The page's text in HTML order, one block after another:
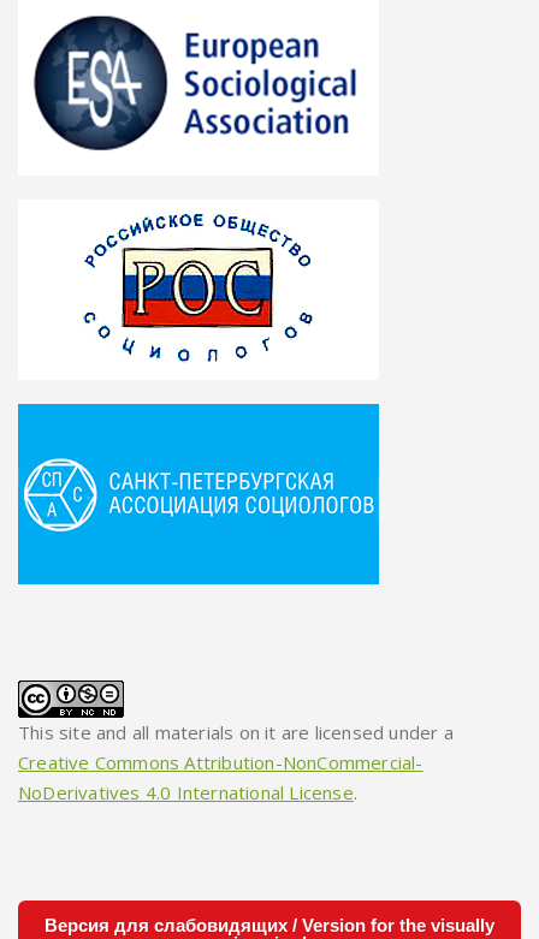
This site and all materials on it are licensed under a
Creative Commons Attribution-NonCommercial-
NoDerivatives 4.0 International License.
Версия для слабовидящих / Version for the visually